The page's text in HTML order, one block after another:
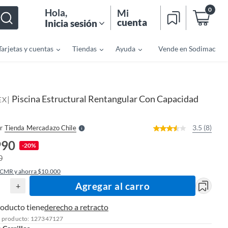
Hola,
Inicia sesión
Mi
cuenta
0
y cuentas Tiendas Ayuda Vende en Sodimac
| Piscina Estructural Rentangular Con Capacidad
Tienda Mercadazo ChileS
e
r
3.5 (8)
-20%
y ahorra $10.000
+ Agregar al carro
tienederecho a retracto
producto: 127347127